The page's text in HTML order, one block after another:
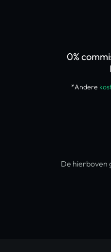
*Andere
0%
De hierboven